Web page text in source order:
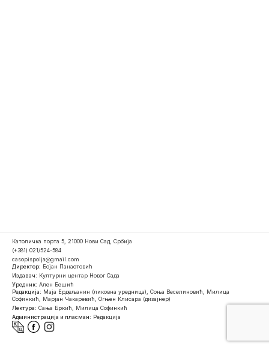
Католичка порта 5, 21000 Нови Сад, Србија
(+381) 021/524-584
casopispolja@gmail.com
Директор: Бојан Панаотовић
Издавач: Културни центар Новог Сада
Уредник: Ален Бешић
Редакција: Маја Ердељанин (ликовна уредница), Соња Веселиновић, Милица
Софинкић, Марјан Чакаревић, Огњен Клисара (дизајнер)
Лектура: Сања Бркић, Милица Софинкић
Администрација и пласман: Редакција